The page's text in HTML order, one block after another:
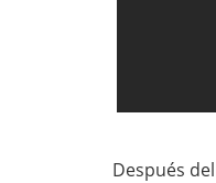
Después